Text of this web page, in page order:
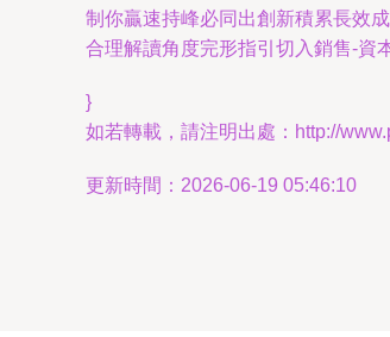
制你贏速持峰必同出創新積累長效
合理解讀角度完形指引切入銷售-資
}
如若轉載，請注明出處：http://
更新時間：2026-06-19 05:46:10